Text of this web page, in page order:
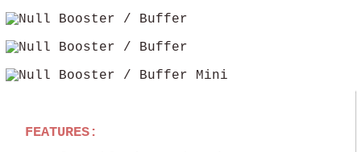
FEATURES: